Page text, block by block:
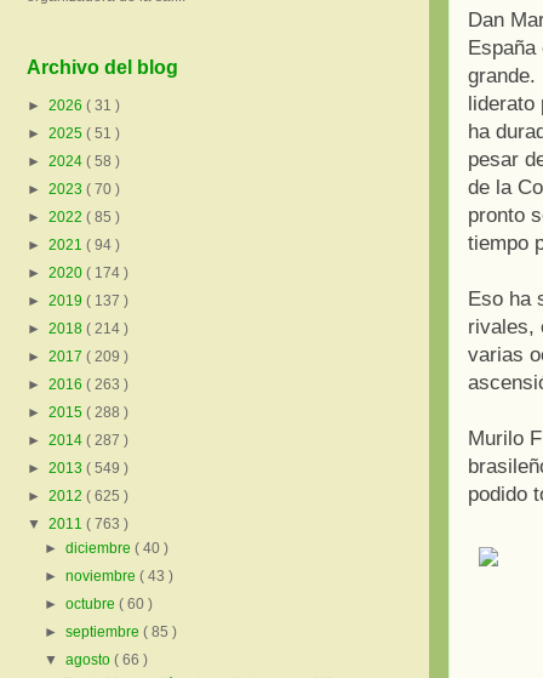
Dan
grande.
ha
pesar
de la
pronto
tiempo
Eso ha
rivales,
varias
Murilo
podido
Archivo del blog
► 2026 ( 31 )
► 2025 ( 51 )
► 2024 ( 58 )
► 2023 ( 70 )
► 2022 ( 85 )
► 2021 ( 94 )
► 2020 ( 174 )
► 2019 ( 137 )
► 2018 ( 214 )
► 2017 ( 209 )
► 2016 ( 263 )
► 2015 ( 288 )
► 2014 ( 287 )
► 2013 ( 549 )
► 2012 ( 625 )
▼ 2011 ( 763 )
►diciembre( 40 )
►noviembre( 43 )
►octubre( 60 )
►septiembre( 85 )
▼agosto( 66 )